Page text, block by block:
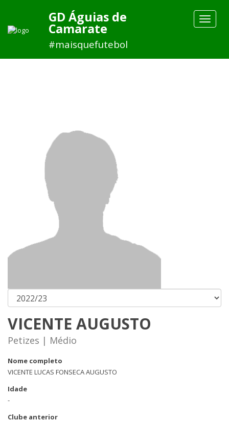
Toggle
GD Águias de
Camarate
#maisquefutebol
VICENTE AUGUSTO
Petizes | Médio
Nome completo
VICENTE LUCAS FONSECA AUGUSTO
Idade
-
Clube anterior